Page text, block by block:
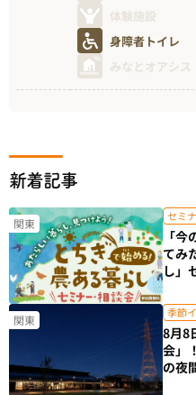
体験施設
身障者トイレ
みなとオアシス
新着記事
関東 セミ
「
てみ
し」
関東 季節
8月8
会」
の夜
楽